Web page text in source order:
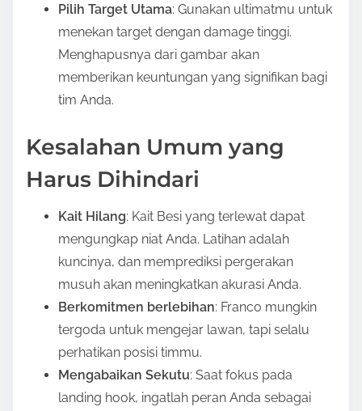
Pilih Target Utama: Gunakan ultimatmu untuk
menekan target dengan damage tinggi.
Menghapusnya dari gambar akan
memberikan keuntungan yang signifikan bagi
tim Anda.
Kesalahan Umum yang
Harus Dihindari
Kait Hilang: Kait Besi yang terlewat dapat
mengungkap niat Anda. Latihan adalah
kuncinya, dan memprediksi pergerakan
musuh akan meningkatkan akurasi Anda.
Berkomitmen berlebihan: Franco mungkin
tergoda untuk mengejar lawan, tapi selalu
perhatikan posisi timmu.
Mengabaikan Sekutu: Saat fokus pada
landing hook, ingatlah peran Anda sebagai